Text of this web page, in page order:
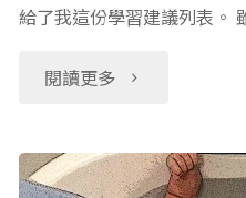
知
識？
國
給了我這份學習建議列表。
閱讀更多
"幼
園